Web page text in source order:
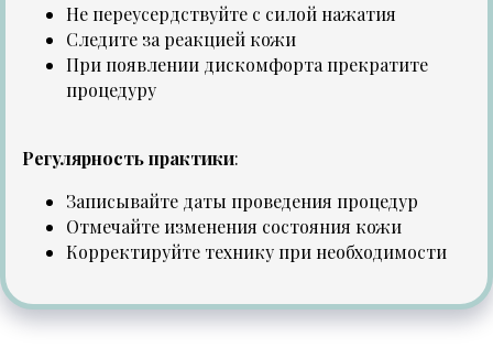
Не переусердствуйте с силой нажатия
Следите за реакцией кожи
При появлении дискомфорта прекратите
процедуру
Регулярность практики:
Записывайте даты проведения процедур
Отмечайте изменения состояния кожи
Корректируйте технику при необходимости